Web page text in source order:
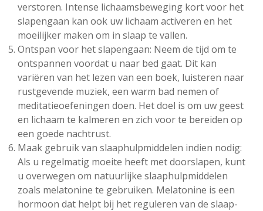
verstoren. Intense lichaamsbeweging kort voor het
slapengaan kan ook uw lichaam activeren en het
moeilijker maken om in slaap te vallen.
Ontspan voor het slapengaan: Neem de tijd om te
ontspannen voordat u naar bed gaat. Dit kan
variëren van het lezen van een boek, luisteren naar
rustgevende muziek, een warm bad nemen of
meditatieoefeningen doen. Het doel is om uw geest
en lichaam te kalmeren en zich voor te bereiden op
een goede nachtrust.
Maak gebruik van slaaphulpmiddelen indien nodig:
Als u regelmatig moeite heeft met doorslapen, kunt
u overwegen om natuurlijke slaaphulpmiddelen
zoals melatonine te gebruiken. Melatonine is een
hormoon dat helpt bij het reguleren van de slaap-